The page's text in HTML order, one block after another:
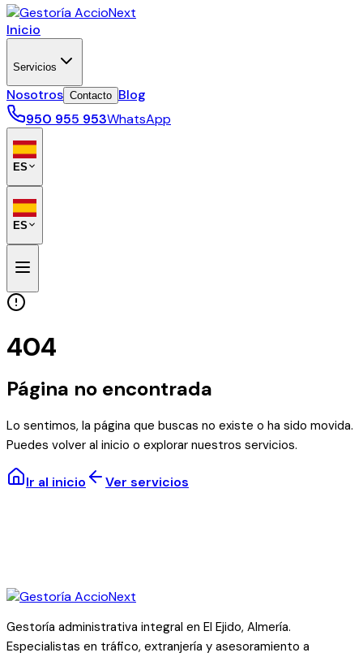
Inicio
Servicios
Nosotros Contacto Blog
950 955 953WhatsApp
ES
ES
404
Página no encontrada
Lo sentimos, la página que buscas no existe o ha sido movida.
Puedes volver al inicio o explorar nuestros servicios.
Ir al inicio Ver servicios
Gestoría administrativa integral en El Ejido, Almería.
Especialistas en tráfico, extranjería y asesoramiento a